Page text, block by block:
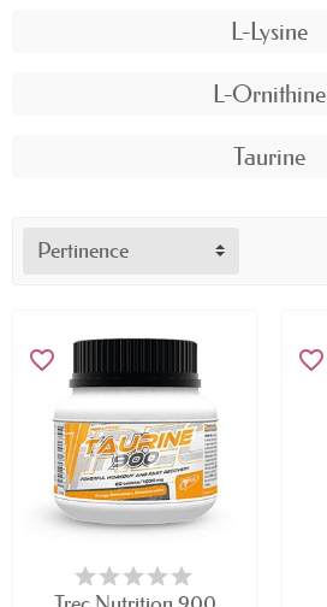
L-Lysine
L-Ornithine
Taurine
Pertinence
favorite_border favorite_border